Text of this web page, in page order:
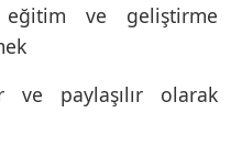
ve geliştirme
ve paylaşılır olarak